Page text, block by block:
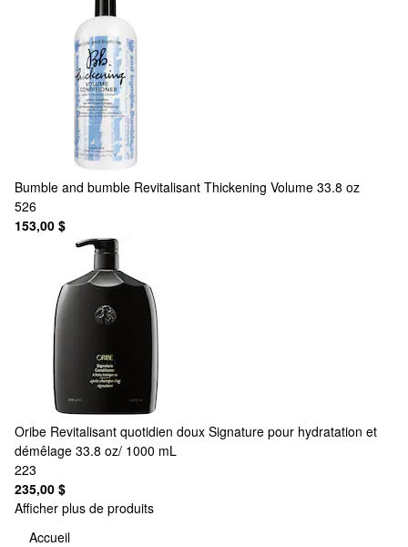
Bumble and bumble Revitalisant Thickening Volume 33.8 oz
526
153,00 $
Oribe Revitalisant quotidien doux Signature pour hydratation et
démêlage 33.8 oz/ 1000 mL
223
235,00 $
Afficher plus de produits
Accueil